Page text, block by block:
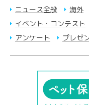
ニュース全般 海外
イベント・コンテスト
アンケート
プレゼ